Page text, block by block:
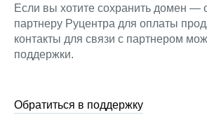
Если вы хотите сохранить домен —
партнеру Руцентра для оплаты
контакты для связи с партнером
поддержки.
Обратиться в поддержку